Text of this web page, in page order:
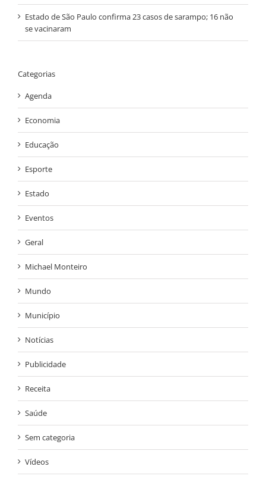
Estado de São Paulo confirma 23 casos de sarampo; 16 não
se vacinaram
Categorias
Agenda
Economia
Educação
Esporte
Estado
Eventos
Geral
Michael Monteiro
Mundo
Município
Notícias
Publicidade
Receita
Saúde
Sem categoria
Vídeos